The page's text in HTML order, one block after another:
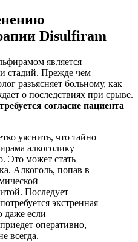
Disulfiram
является
стадий. Прежде чем
разъясняет больному, как
о последствиях при срыве.
требуется согласие пациента
уяснить, что тайно
алкоголику
Это может стать
Алкоголь, попав в
Последует
экстренная
если
оперативно,
всегда.